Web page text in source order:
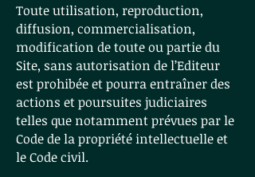
Toute utilisation, reproduction,
diffusion, commercialisation,
modification de toute ou partie du
Site , sans autorisation de l’Editeur
est prohibée et pourra entraîner des
actions et poursuites judiciaires
telles que notamment prévues par le
Code de la propriété intellectuelle et
le Code civil.